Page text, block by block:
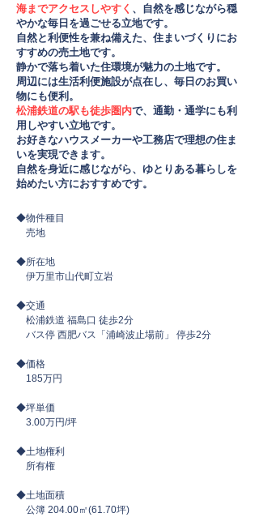
海までアクセスしやすく 、自然を感じながら穏
やかな毎日を過ごせる立地です。
自然と利便性を兼ね備えた、住まいづくりにお
すすめの売土地です。
静かで落ち着いた住環境が魅力の土地です。
周辺には生活利便施設が点在し、毎日のお買い
物にも便利。
松浦鉄道の駅も徒歩圏内で、通勤・通学にも利
用しやすい立地です。
お好きなハウスメーカーや工務店で理想の住ま
いを実現できます。
自然を身近に感じながら、ゆとりある暮らしを
始めたい方におすすめです。
◆物件種目
売地
◆所在地
伊万里市山代町立岩
◆交通
松浦鉄道 福島口 徒歩2分
バス停 西肥バス「浦崎波止場前」 停歩2分
◆価格
185万円
◆坪単価
3.00万円/坪
◆土地権利
所有権
◆土地面積
公簿 204.00㎡(61.70坪)